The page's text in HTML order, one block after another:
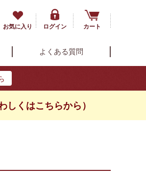
お気に入り ログイン カート
よくある質問
くはこちらから）